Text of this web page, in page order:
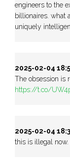
engineers to the
billionaires. what
uniquely
2025-02-04
The obsession is
https://t.co/
2025-02-04
this is illegal now.